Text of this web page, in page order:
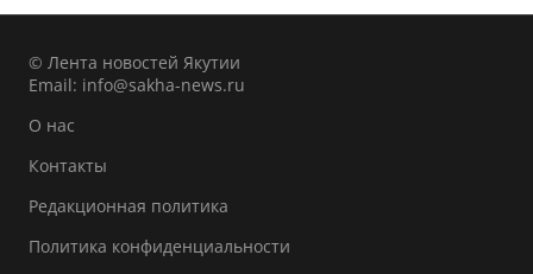
© Лента новостей Якутии
Email: info@sakha-news.ru
О нас
Контакты
Редакционная политика
Политика конфиденциальности